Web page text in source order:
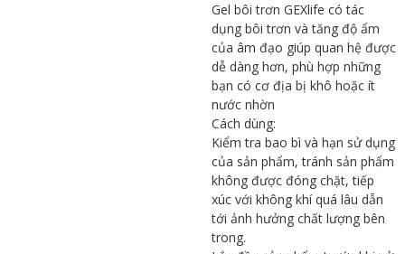
Gel bôi trơn GEXlife có tác
dụng bôi trơn và tăng độ ẩm
của âm đạo giúp quan hệ được
dễ dàng hơn, phù hợp những
bạn có cơ địa bị khô hoặc ít
nước nhờn
Cách dùng:
Kiểm tra bao bì và hạn sử dụng
của sản phẩm, tránh sản phẩm
không được đóng chặt, tiếp
xúc với không khí quá lâu dẫn
tới ảnh hưởng chất lượng bên
trong.